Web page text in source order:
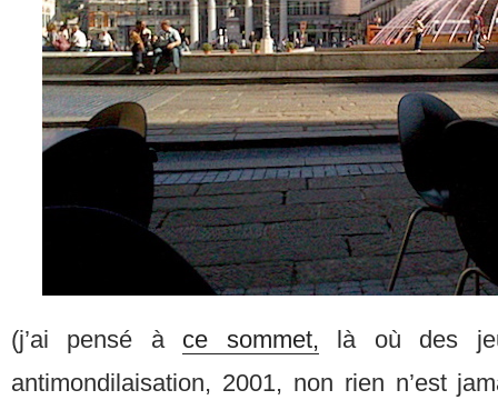
(j’ai pensé à ce sommet, là où des
antimondilaisation, 2001, non rien n’est